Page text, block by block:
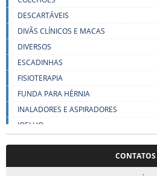
DESCARTÁVEIS
DIVÃS CLÍNICOS E MACAS
DIVERSOS
ESCADINHAS
FISIOTERAPIA
FUNDA PARA HÉRNIA
INALADORES E ASPIRADORES
JOELHO
CONTATOS